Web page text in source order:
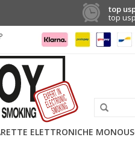
top
top
ELETTRONICHE